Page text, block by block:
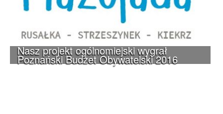
Nasz projekt ogólnomiejski wygrał
Poznański Budżet Obywatelski 2016